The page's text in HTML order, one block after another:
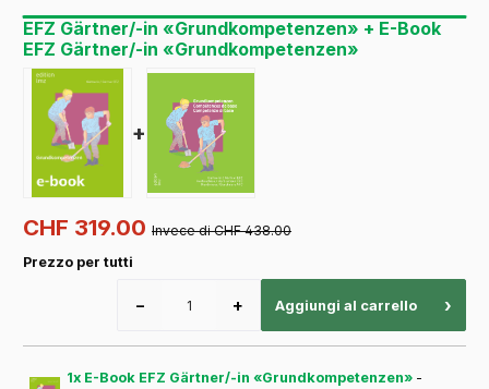
EFZ Gärtner/-in «Grundkompetenzen» + E-Book
EFZ Gärtner/-in «Grundkompetenzen»
+
CHF 319.00 Invece di CHF 438.00
Prezzo per tutti
− + Aggiungi al carrello ›
1x E-Book EFZ Gärtner/-in «Grundkompetenzen» -